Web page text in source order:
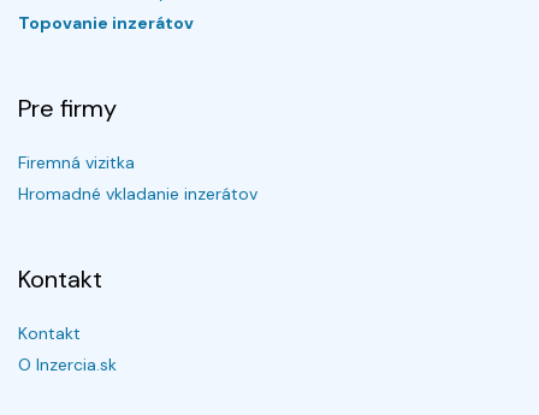
Topovanie inzerátov
Pre firmy
Firemná vizitka
Hromadné vkladanie inzerátov
Kontakt
Kontakt
O Inzercia.sk